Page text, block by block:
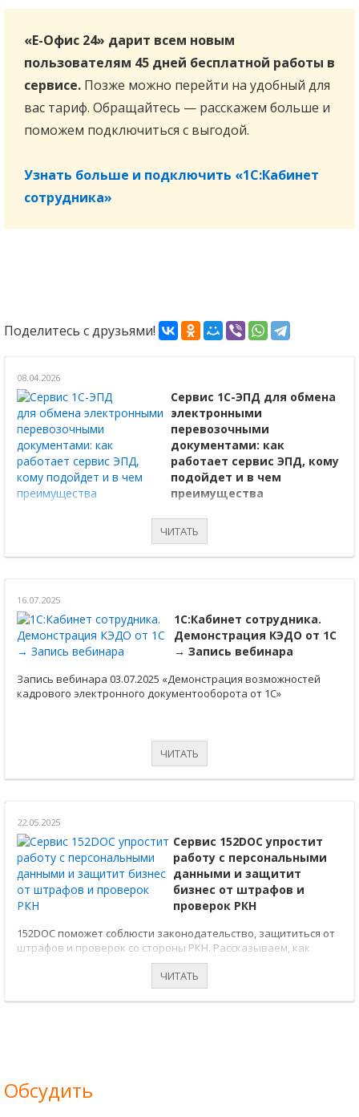
«Е-Офис 24» дарит всем новым
пользователям 45 дней бесплатной работы в
сервисе. Позже можно перейти на удобный для
вас тариф. Обращайтесь — расскажем больше и
поможем подключиться с выгодой.
Узнать больше и подключить «1С:Кабинет
сотрудника»
Поделитесь с друзьями!
08.04.2026
Сервис 1С-ЭПД для обмена
электронными
перевозочными
документами: как
работает сервис ЭПД, кому
подойдет и в чем
преимущества
1С-ЭПД позволяет создавать и обмениваться электронными
перевозочными документами. Сейчас сервис особенно
ЧИТАТЬ
16.07.2025
1С:Кабинет сотрудника.
Демонстрация КЭДО от 1С
→ Запись вебинара
Запись вебинара 03.07.2025 «Демонстрация возможностей
кадрового электронного документооборота от 1С»
ЧИТАТЬ
22.05.2025
Сервис 152DOC упростит
работу с персональными
данными и защитит
бизнес от штрафов и
проверок РКН
152DOC поможет соблюсти законодательство, защититься от
штрафов и проверок со стороны РКН. Рассказываем, как
работает сервис и в чем его преимущества.
ЧИТАТЬ
Обсудить